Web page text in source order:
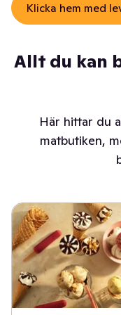
Klicka hem med
Allt du kan
Här hittar du
matbutiken,